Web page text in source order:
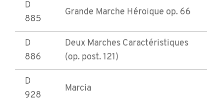
D
885
Grande Marche Héroique op. 66
D
886
Deux Marches Caractéristiques
(op. post. 121)
D
928
Marcia